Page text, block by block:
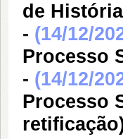
de
- (14/12/
Processo
- (14/12/
Processo